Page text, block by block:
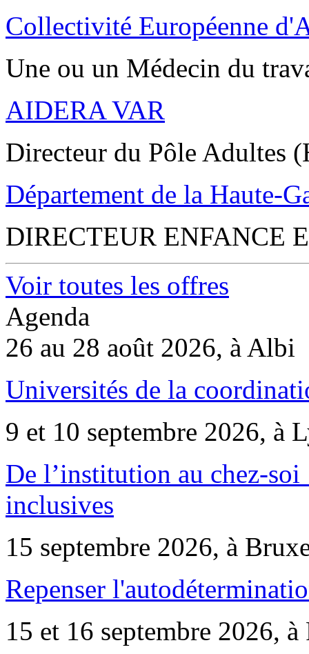
Collectivité Européenne
Une ou un Médecin du
AIDERA VAR
Directeur du Pôle Adultes
Département de la Haute-
DIRECTEUR ENFANCE
Voir toutes les offres
Agenda
26 au 28 août 2026, à Albi
Universités de la
9 et 10 septembre 2026, à
De l’institution au chez-
inclusives
15 septembre 2026, à
Repenser
15 et 16 septembre 2026, à